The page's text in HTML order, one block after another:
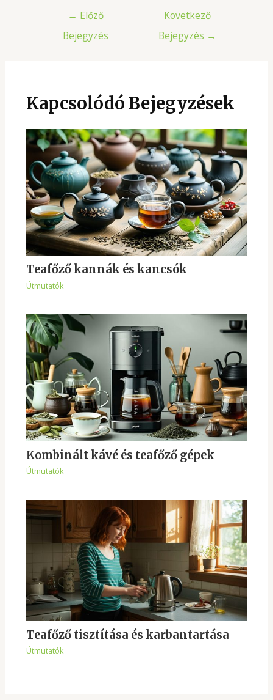
← Előző
Bejegyzés
Következő
Bejegyzés →
Kapcsolódó Bejegyzések
Teafőző kannák és kancsók
Útmutatók
Kombinált kávé és teafőző gépek
Útmutatók
Teafőző tisztítása és karbantartása
Útmutatók